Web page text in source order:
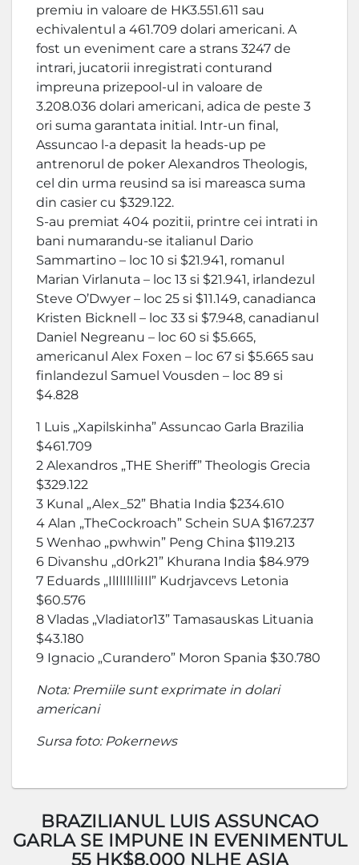
premiu in valoare de HK3.551.611 sau
echivalentul a 461.709 dolari americani. A
fost un eveniment care a strans 3247 de
intrari, jucatorii inregistrati conturand
impreuna prizepool-ul in valoare de
3.208.036 dolari americani, adica de peste 3
ori suma garantata initial. Intr-un final,
Assuncao l-a depasit la heads-up pe
antrenorul de poker Alexandros Theologis,
cel din urma reusind sa isi mareasca suma
din casier cu $329.122.
S-au premiat 404 pozitii, printre cei intrati in
bani numarandu-se italianul Dario
Sammartino – loc 10 si $21.941, romanul
Marian Virlanuta – loc 13 si $21.941, irlandezul
Steve O’Dwyer – loc 25 si $11.149, canadianca
Kristen Bicknell – loc 33 si $7.948, canadianul
Daniel Negreanu – loc 60 si $5.665,
americanul Alex Foxen – loc 67 si $5.665 sau
finlandezul Samuel Vousden – loc 89 si
$4.828
1 Luis „Xapilskinha” Assuncao Garla Brazilia
$461.709
2 Alexandros „THE Sheriff” Theologis Grecia
$329.122
3 Kunal „Alex_52” Bhatia India $234.610
4 Alan „TheCockroach” Schein SUA $167.237
5 Wenhao „pwhwin” Peng China $119.213
6 Divanshu „d0rk21” Khurana India $84.979
7 Eduards „IlIlIlIliIIl” Kudrjavcevs Letonia
$60.576
8 Vladas „Vladiator13” Tamasauskas Lituania
$43.180
9 Ignacio „Curandero” Moron Spania $30.780
Nota: Premiile sunt exprimate in dolari
americani
Sursa foto: Pokernews
BRAZILIANUL LUIS ASSUNCAO
GARLA SE IMPUNE IN EVENIMENTUL
55 HK$8.000 NLHE ASIA